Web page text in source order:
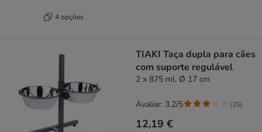
4 opções
TIAKI Taça dupla para cães
com suporte regulável
2 x 875 ml, Ø 17 cm
12,19 €
Avaliar: 3.2/5 (25)